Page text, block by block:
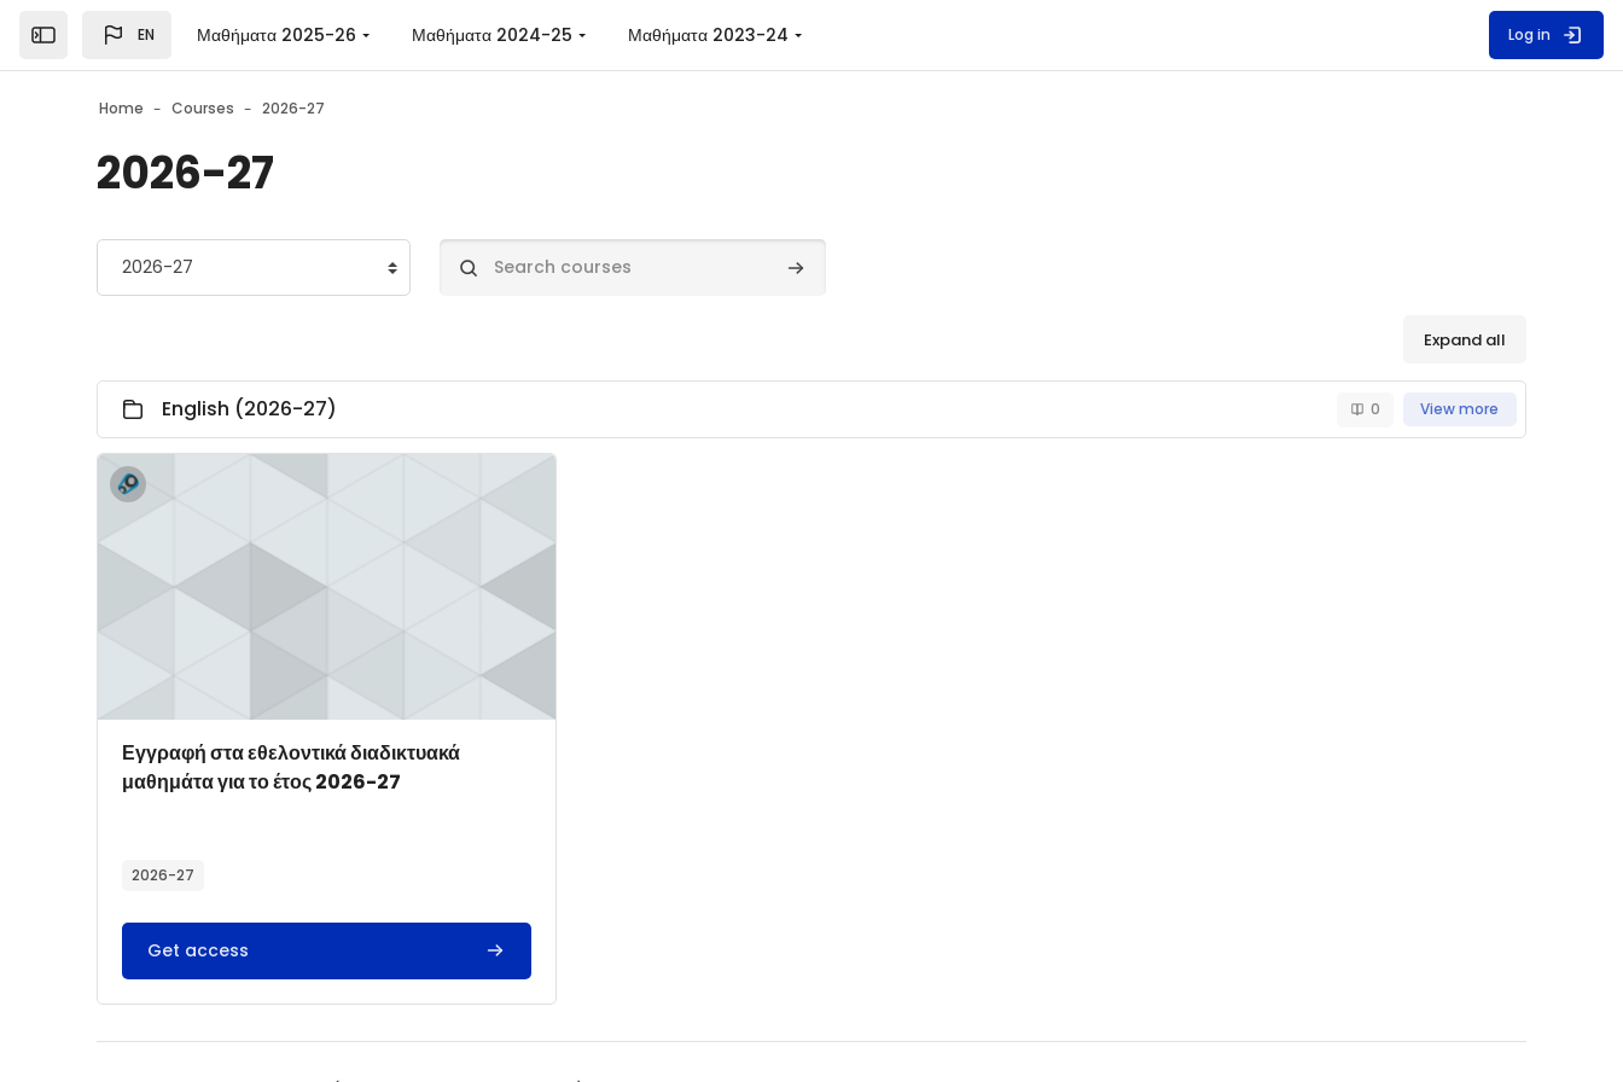
Open the sidebar
EN Μαθήματα 2025-26 Μαθήματα 2024-25 Μαθήματα 2023-24 Log in
Home Courses 2026-27
2026-27
Course categories Search courses Search courses
Expand all
English (2026-27) 0 View more
Course image" Εγγραφή στα εθελοντικά διαδικτυακά μαθημάτα για το έτος 2026-27
Course image
Course name
Εγγραφή στα εθελοντικά διαδικτυακά
μαθημάτα για το έτος 2026-27
2026-27
Get access